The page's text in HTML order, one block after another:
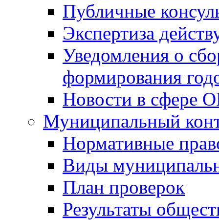
Публичные
Экспертиза
Уведомления о
формирования
Новости в сфере
Муниципальный
Нормативные
Виды
План проверок
Результаты